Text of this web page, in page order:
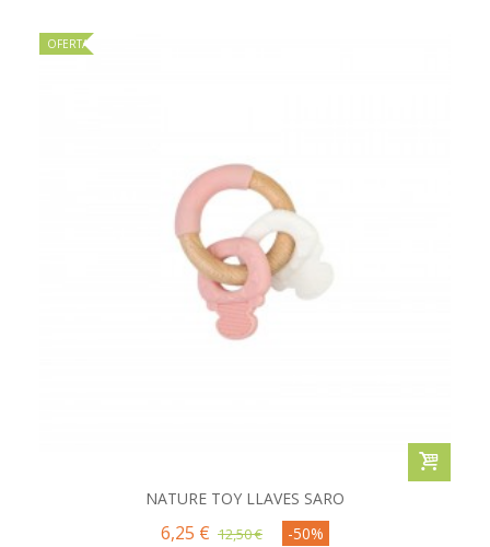
OFERTA
NATURE TOY LLAVES SARO
6,25 € 12,50 € -50%